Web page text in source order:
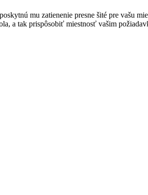
mu zatienenie presne šité pre vašu
a tak prispôsobiť miestnosť vašim